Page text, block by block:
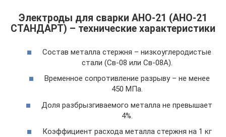
Электроды для сварки АНО-21 (АНО-21
СТАНДАРТ) – технические характеристики
Состав металла стержня – низкоуглеродистые
стали (Св-08 или Св-08А).
Временное сопротивление разрыву – не менее
450 МПа.
Доля разбрызгиваемого металла не превышает
4%.
Коэффициент расхода металла стержня на 1 кг